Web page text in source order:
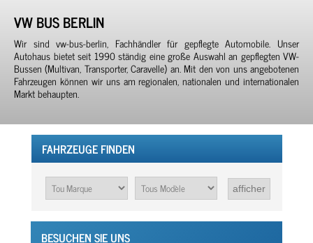
VW BUS BERLIN
Wir sind vw-bus-berlin, Fachhändler für gepflegte Automobile. Unser
Autohaus bietet seit 1990 ständig eine große Auswahl an gepflegten VW-
Bussen (Multivan, Transporter, Caravelle) an. Mit den von uns angebotenen
Fahrzeugen können wir uns am regionalen, nationalen und internationalen
Markt behaupten.
FAHRZEUGE FINDEN
BESUCHEN SIE UNS